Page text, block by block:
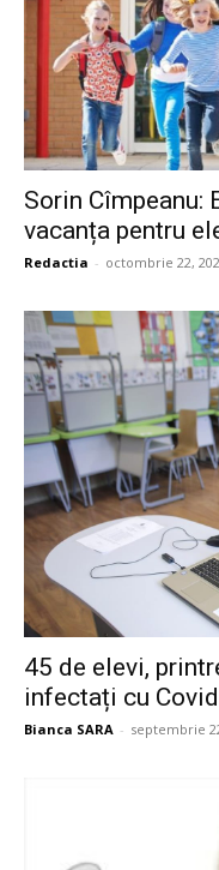
Sorin Cîmpeanu:
vacanța pentru
Redactia - octombrie 22,
45 de elevi,
infectați cu Covid
Bianca SARA - septembrie